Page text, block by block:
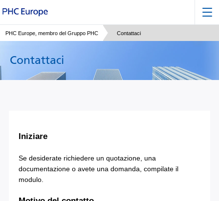
PHC Europe, membro del Gruppo PHC Contattaci
Contattaci